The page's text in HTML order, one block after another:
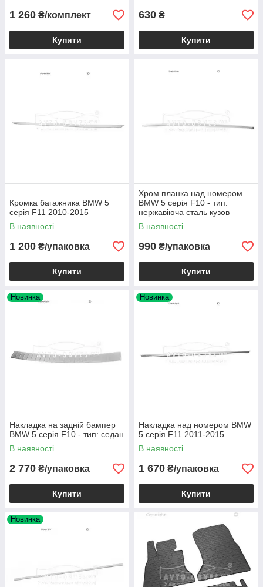
1 260 ₴/комплект
Купити
630 ₴
Купити
Кромка багажника BMW 5
серія F11 2010-2015
В наявності
1 200 ₴/упаковка
Купити
Хром планка над номером
BMW 5 серія F10 - тип:
нержавіюча сталь кузов
седан
В наявності
990 ₴/упаковка
Купити
Новинка
Накладка на задній бампер
BMW 5 серія F10 - тип: седан
В наявності
2 770 ₴/упаковка
Купити
Новинка
Накладка над номером BMW
5 серія F11 2011-2015
В наявності
1 670 ₴/упаковка
Купити
Новинка